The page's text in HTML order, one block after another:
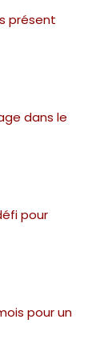
présent
dans le
pour
pour un